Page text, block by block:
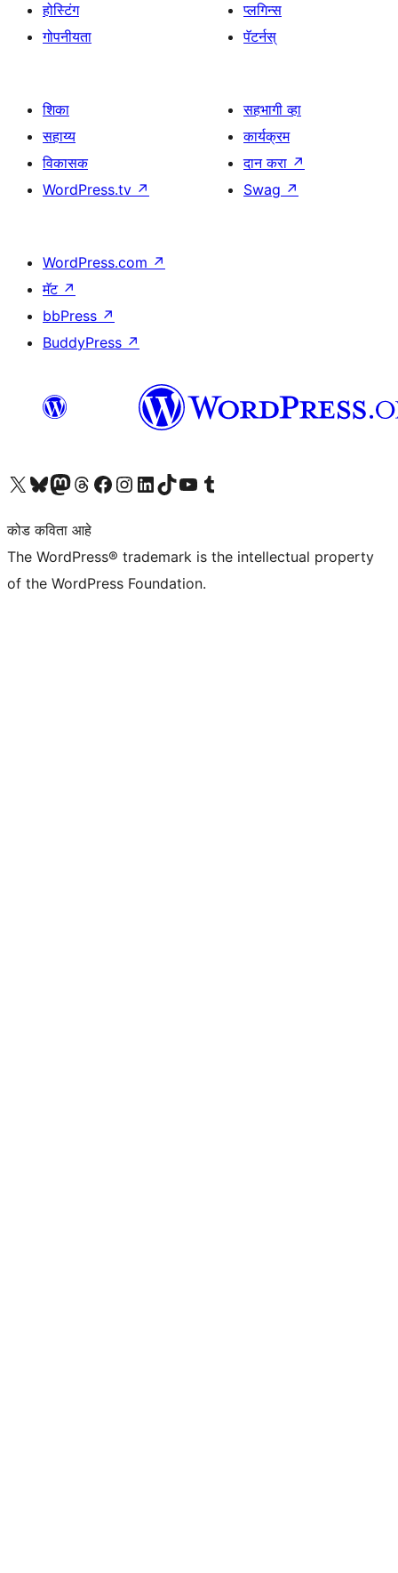
होस्टिंग
गोपनीयता
प्लगिन्स
पॅटर्नस्
शिका
सहाय्य
विकासक
WordPress.tv ↗
सहभागी व्हा
कार्यक्रम
दान करा ↗
Swag ↗
WordPress.com ↗
मॅट ↗
bbPress ↗
BuddyPress ↗
आमच्या X (एक्स) (पूर्वीचे ट्विटर) खात्याला भेट द्या आमच्या ब्लूस्की खात्याला भेट द्या.आमच्या Mastodon खात्याला भेट द्या.आमच्या थ्रेड्स खात्याला भेट द्या. आमच्या फेसबुक पेजला भेट द्या आमच्या इंस्टाग्राम खात्याला भेट द्या आमच्या लिंक्डइन खात्याला भेट द्या आमच्या टिकटॉक अकाउंटला भेट द्या.आमच्या यूट्यूब चॅनेलला भेट द्या आमच्या टंबलर खात्याला भेट द्या.
कोड कविता आहे
The WordPress® trademark is the intellectual property
of the WordPress Foundation.